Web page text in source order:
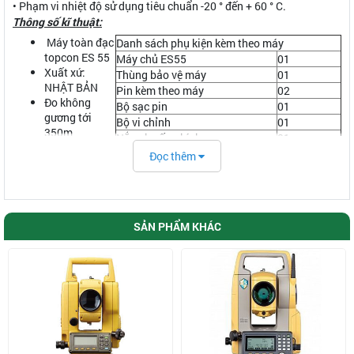
• Phạm vi nhiệt độ sử dụng tiêu chuẩn -20 ° đến + 60 ° C.
Thông số kĩ thuật:
Danh sách phụ kiện kèm theo máy
Máy chủ ES55
01
Thùng bảo vệ máy
01
Pin kèm theo máy
02
Bộ sạc pin
01
Bộ vi chỉnh
01
Nắp che ống kính
01
Bao che máy
Chân máy hợp kim nhôm
Sào gương TOPCON
01
Gương mini
01
Máy bộ đàm Motorola
Giấy kiểm định hiệu chuẩn
01
Máy toàn đạc
topcon ES 55
Xuất xứ:
NHẬT BẢN
Đo không
gương tới
350m
gương)
D)mm ( không gương hoặc gương giấy)
Độ phóng đại: 30X.
Bù độ nghiêng kép: ±6’
Cân bằng điện tử dễ dàng. Bật/ tắt con trỏ laser điểm.
Màn hình LCD 192 x 80 điểm, bàn phím 25 ký tự, đèn chiếu
sáng màn hình.
Đọc thêm
SẢN PHẨM KHÁC